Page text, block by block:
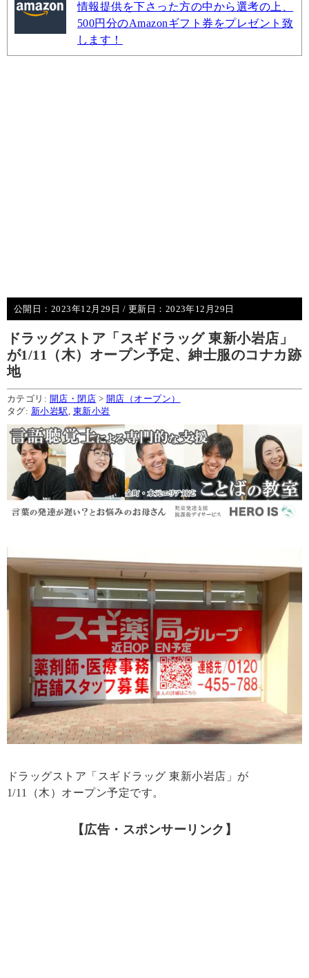
情報提供を下さった方の中から選考の上、
500円分のAmazonギフト券をプレゼント致
します！
公開日： 2023年12月29日 / 更新日： 2023年12月29日
ドラッグストア「スギドラッグ 東新小岩店」
が1/11（木）オープン予定、紳士服のコナカ跡
地
カテゴリ: 開店・閉店 > 開店（オープン）
タグ: 新小岩駅 東新小岩
ドラッグストア「スギドラッグ 東新小岩店」が
1/11（木）オープン予定です。
【広告・スポンサーリンク】